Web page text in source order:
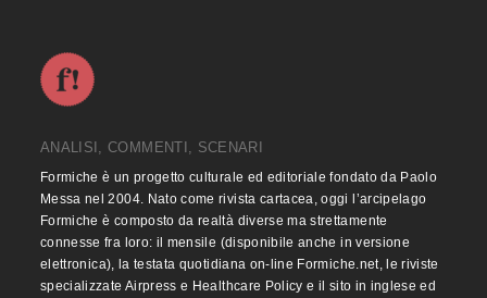
ANALISI, COMMENTI, SCENARI
Formiche è un progetto culturale ed editoriale fondato da Paolo
Messa nel 2004. Nato come rivista cartacea, oggi l’arcipelago
Formiche è composto da realtà diverse ma strettamente
connesse fra loro: il mensile (disponibile anche in versione
elettronica), la testata quotidiana on-line Formiche.net, le riviste
specializzate Airpress e Healthcare Policy e il sito in inglese ed